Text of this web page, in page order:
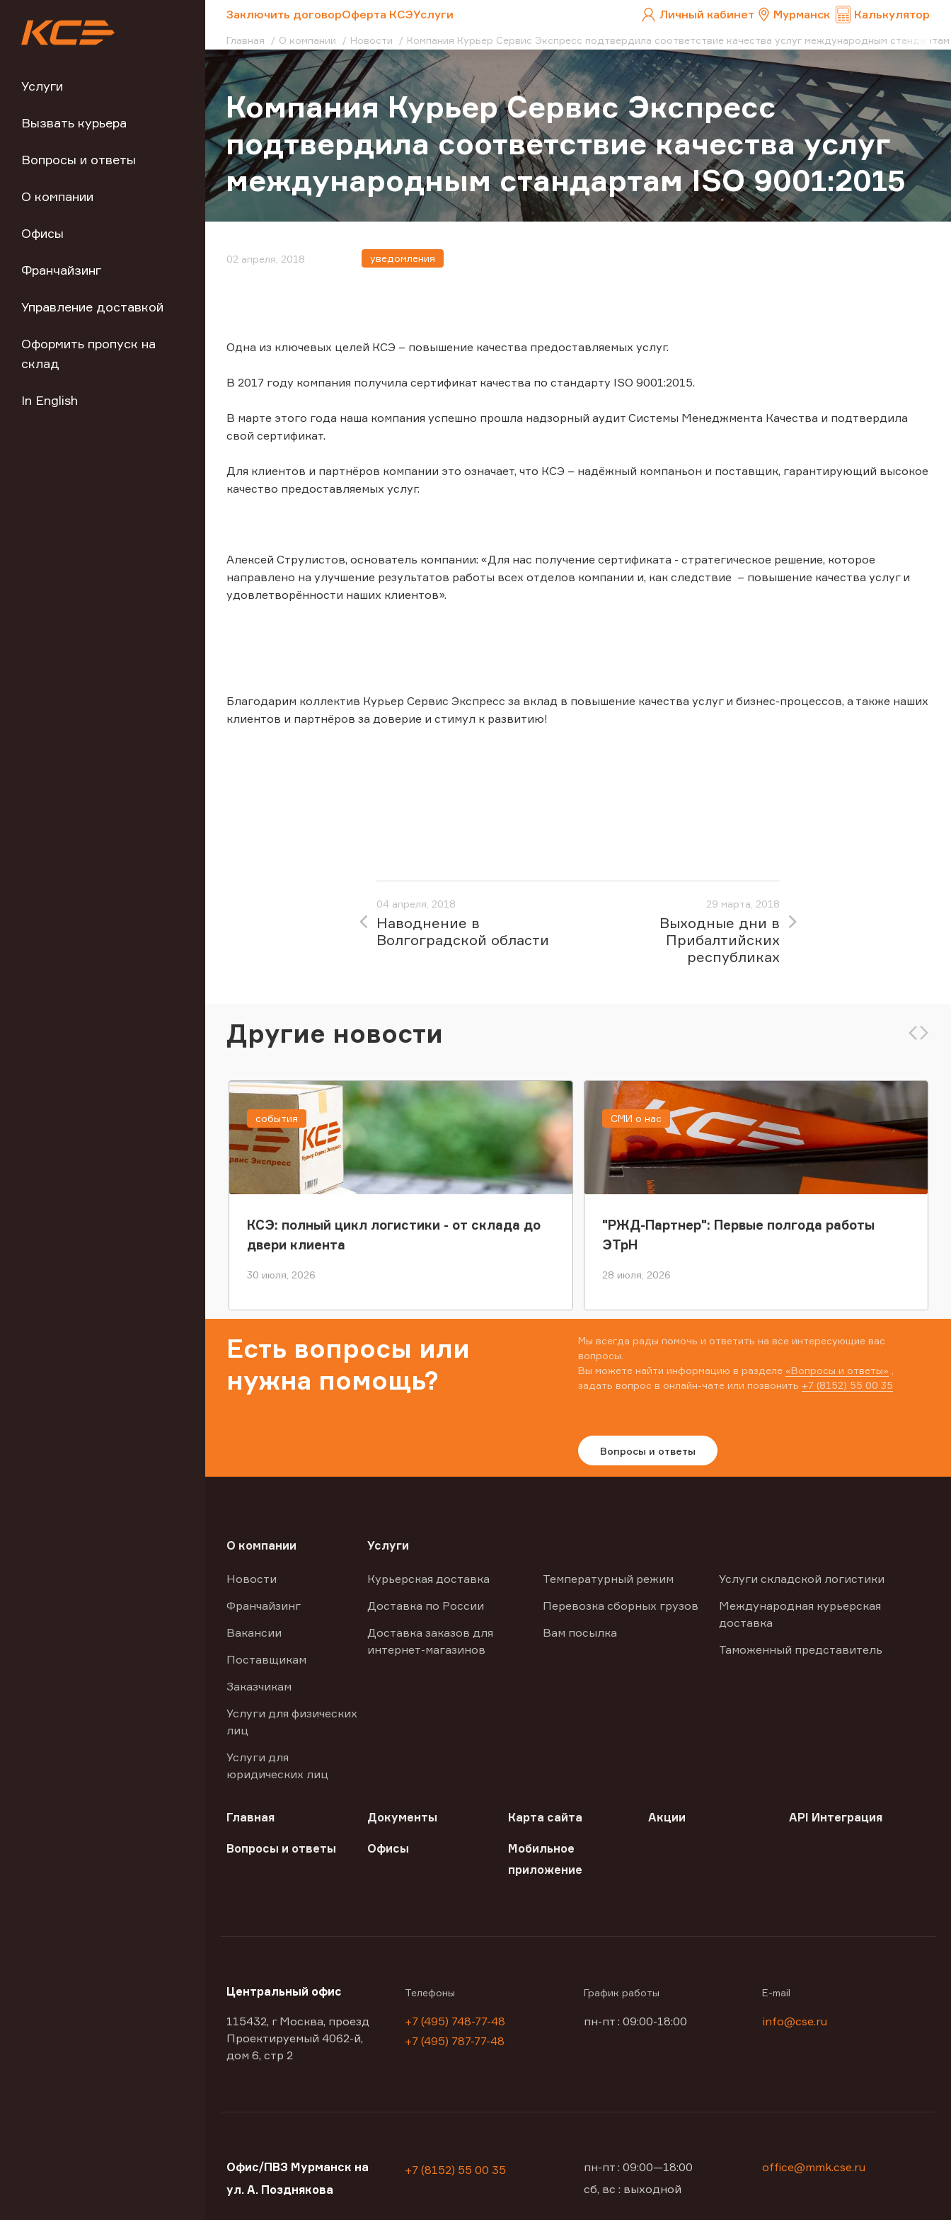
Услуги
Вызвать курьера
Вопросы и ответы
О компании
Офисы
Франчайзинг
Управление доставкой
Оформить пропуск на
склад
In English
Заключить договорОферта КСЭУслуги Личный кабинет Мурманск Калькулятор
Главная О компании Новости Компания Курьер Сервис Экспресс подтвердила соответствие качества услуг международным
Компания Курьер Сервис Экспресс
подтвердила соответствие качества услуг
международным стандартам ISO 9001:2015
02 апреля, 2018 уведомления
Одна из ключевых целей КСЭ – повышение качества предоставляемых услуг.
В 2017 году компания получила сертификат качества по стандарту ISO 9001:2015.
В марте этого года наша компания успешно прошла надзорный аудит Системы Менеджмента Качества и подтвердила
свой сертификат.
Для клиентов и партнёров компании это означает, что КСЭ – надёжный компаньон и поставщик, гарантирующий высокое
качество предоставляемых услуг.
Алексей Струлистов, основатель компании: «Для нас получение сертификата - стратегическое решение, которое
направлено на улучшение результатов работы всех отделов компании и, как следствие – повышение качества услуг и
удовлетворённости наших клиентов».
Благодарим коллектив Курьер Сервис Экспресс за вклад в повышение качества услуг и бизнес-процессов, а также наших
клиентов и партнёров за доверие и стимул к развитию!
04 апреля, 2018
Наводнение в
Волгоградской области
29 марта, 2018
Выходные дни в
Прибалтийских
республиках
Другие новости
КСЭ: полный цикл логистики - от склада до
двери клиента
30 июля, 2026
события
"РЖД-Партнер": Первые полгода работы
ЭТрН
28 июля, 2026
СМИ о нас
Есть вопросы или
нужна помощь?
Мы всегда рады помочь и ответить на все интересующие вас
вопросы.
Вы можете найти информацию в разделе «Вопросы и ответы»
задать вопрос в онлайн-чате или позвонить +7 (8152) 55 00 35
Вопросы и ответы
О компании
Новости
Франчайзинг
Вакансии
Поставщикам
Заказчикам
Услуги для физических
лиц
Услуги для
юридических лиц
Услуги
Курьерская доставка
Доставка по России
Доставка заказов для
интернет-магазинов
Температурный режим
Перевозка сборных грузов
Вам посылка
Услуги складской логистики
Международная курьерская
доставка
Таможенный представитель
Главная Документы Карта сайта Акции API Интеграция
Вопросы и ответы Офисы
Мобильное
приложение
Центральный офис
115432, г Москва, проезд
Проектируемый 4062-й,
дом 6, стр 2
Телефоны
+7 (495) 748-77-48
+7 (495) 787-77-48
График работы
пн-пт : 09:00-18:00
E-mail
info@cse.ru
Офис/ПВЗ Мурманск на
ул. А. Позднякова
+7 (8152) 55 00 35
пн-пт : 09:00—18:00
сб, вс : выходной
office@mmk.cse.ru